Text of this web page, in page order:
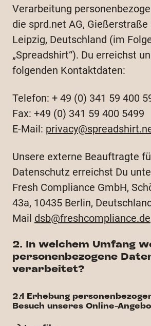
Verarbeitung
die sprd.net AG, Gießerstraße
Leipzig, Deutschland (im
„Spreadshirt“). Du erreichst
folgenden Kontaktdaten:
Telefon: + 49 (0) 341 59 400
Fax: +49 (0) 341 59 400 5499
E-Mail:
Unsere externe Beauftragte
Datenschutz erreichst Du
Fresh Compliance GmbH,
43a, 10435 Berlin,
Mail dsb@freshcompliance.de
2. In welchem Umfang
personenbezogene
verarbeitet?
2.1 Erhebung
Besuch unseres Online-